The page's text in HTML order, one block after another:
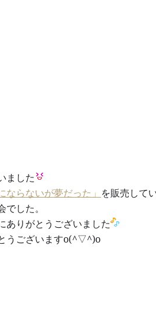
ました
ならないが夢だった」 を販売して
した。
ありがとうございました
うございますo(^▽^)o